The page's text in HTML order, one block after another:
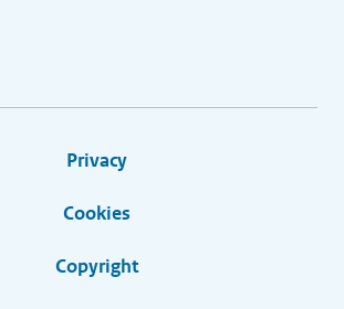
Privacy
Cookies
Copyright